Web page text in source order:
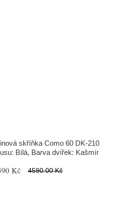
skříňka Como 60 DK-210
Bílá, Barva dvířek: Kašmír
Kč 4590.00 Kč